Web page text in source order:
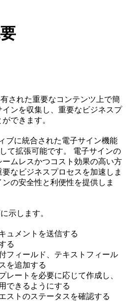
された重要なコンテンツ上で簡
ンを収集し、重要なビジネスプ
できます。
ブに統合された電子サイン機能
て拡張可能です。 電子サインの
ムレスかつコスト効果の高い方
なビジネスプロセスを加速しま
の安全性と利便性を提供しま
示します。
ュメントを送信する
る
フィールド、テキストフィール
を追加する
レートを必要に応じて作成し、
できるようにする
ストのステータスを確認する